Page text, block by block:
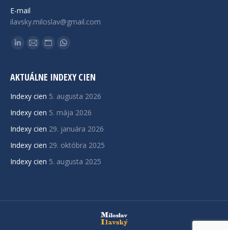
E-mail
ilavsky.miloslav@gmail.com
Find us on:
Linkedin
opens
new
window
Mail
opens
new
window
Website
opens
new
window
Whatsapp
opens
new
window
AKTUÁLNE INDEXY CIEN
Indexy cien 5. augusta 2026
Indexy cien 5. mája 2026
Indexy cien 29. januára 2026
Indexy cien 29. októbra 2025
Indexy cien 5. augusta 2025